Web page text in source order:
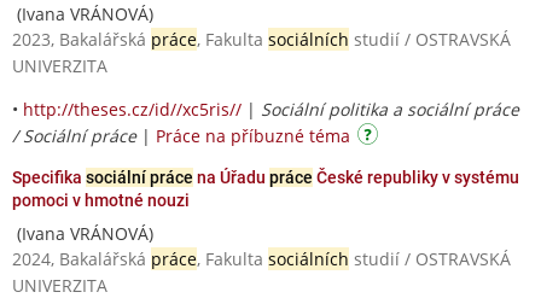
(Ivana VRÁNOVÁ)
2023, Bakalářská práce, Fakulta sociálních studií / OSTRAVSKÁ
UNIVERZITA
• http://theses.cz/id//xc5ris// | Sociální politika a sociální práce
/ Sociální práce| Práce na příbuzné téma
Specifika sociální práce na Úřadu práce České republiky v systému
pomoci v hmotné nouzi
(Ivana VRÁNOVÁ)
2024, Bakalářská práce, Fakulta sociálních studií / OSTRAVSKÁ
UNIVERZITA